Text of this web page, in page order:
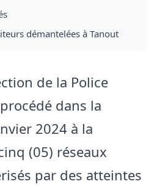
démantelées à Tanout
de la Police
dans la
2024 à la
(05) réseaux
par des atteintes